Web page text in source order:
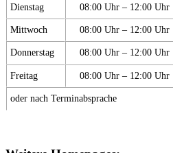
Dienstag 08:00 Uhr – 12:00 Uhr
Mittwoch 08:00 Uhr – 12:00 Uhr
Donnerstag 08:00 Uhr – 12:00 Uhr
Freitag 08:00 Uhr – 12:00 Uhr
oder nach Terminabsprache